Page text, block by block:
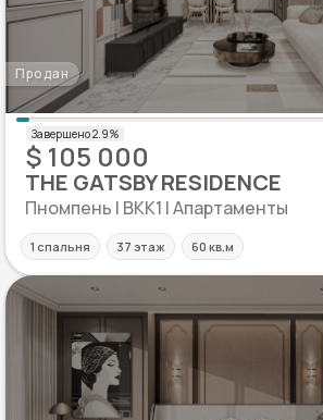
Продан
$ 105 000
THE GATSBY RESIDENCE
Пномпень | BKK1 | Апартаменты
1 спальня 37 этаж 60 кв.м